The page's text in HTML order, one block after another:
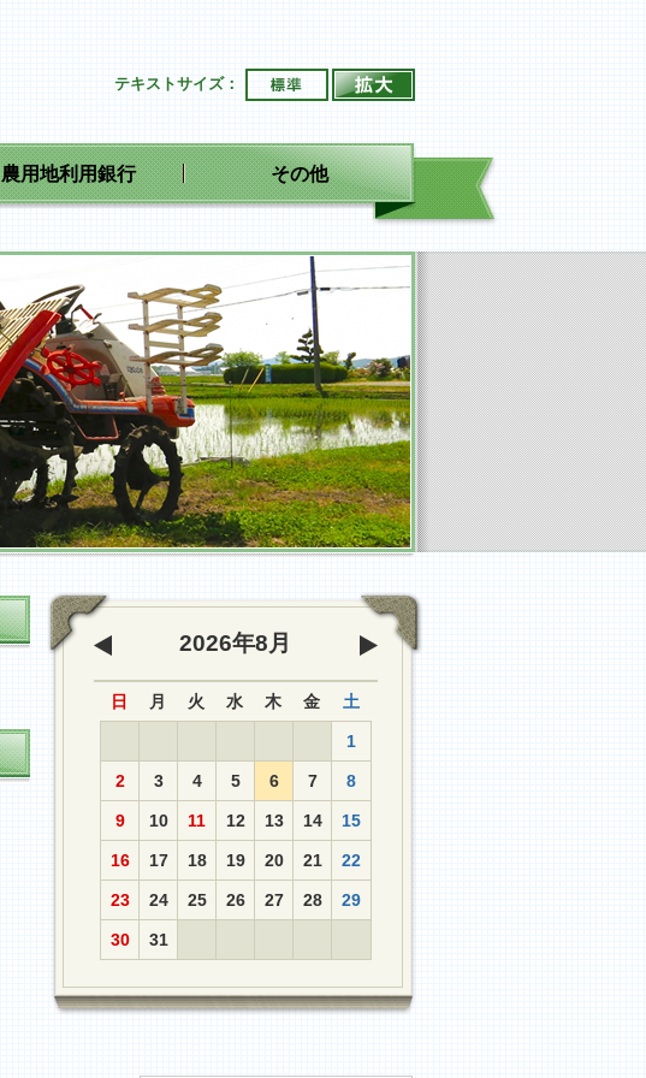
テキストサイズ： 標準
農用地利用銀行 その他
新着情報
2026年8月
日 月 火 水 木 金 土
1
2 3 4 5 6 7 8
9 10 11 12 13 14 15
16 17 18 19 20 21 22
23 24 25 26 27 28 29
30 31
次の月へ